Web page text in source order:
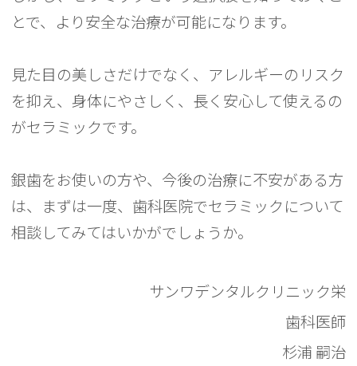
とで、より安全な治療が可能になります。
見た目の美しさだけでなく、アレルギーのリスク
を抑え、身体にやさしく、長く安心して使えるの
がセラミックです。
銀歯をお使いの方や、今後の治療に不安がある方
は、まずは一度、歯科医院でセラミックについて
相談してみてはいかがでしょうか。
サンワデンタルクリニック栄
歯科医師
杉浦 嗣治